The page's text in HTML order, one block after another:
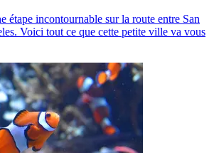
étape incontournable sur la route entre San
Voici tout ce que cette petite ville va vous